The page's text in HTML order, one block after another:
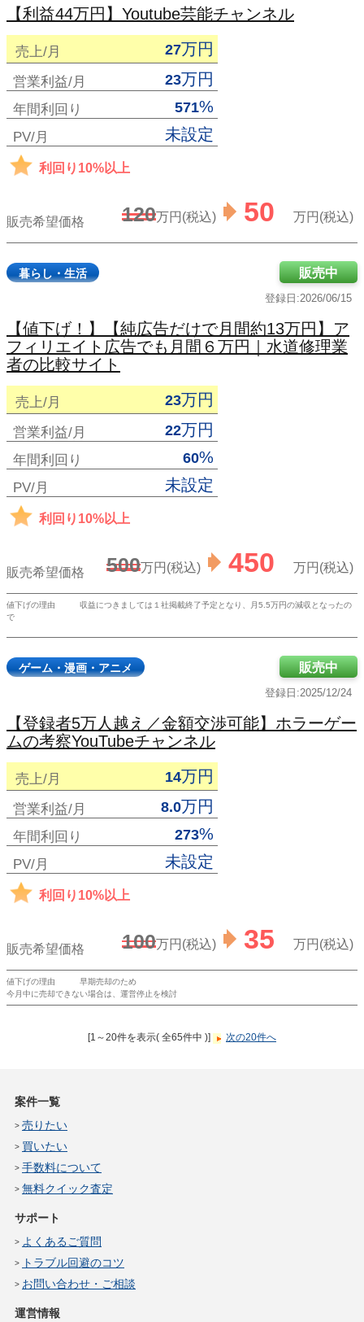
【利益44万円】Youtube芸能チャンネル
売上/月 27万円
営業利益/月 23万円
年間利回り 571%
PV/月 未設定
利回り10%以上
販売希望価格 120万円(税込) 50 万円(税込)
暮らし・生活
登録日:2026/06/15
販売中
【値下げ！】【純広告だけで月間約13万円】ア
フィリエイト広告でも月間６万円｜水道修理業
者の比較サイト
売上/月 23万円
営業利益/月 22万円
年間利回り 60%
PV/月 未設定
利回り10%以上
販売希望価格 500万円(税込) 450 万円(税込)
値下げの理由
収益につきましては１社掲載終了予定となり、月5.5万円の減収となったの
で
ゲーム・漫画・アニメ
登録日:2025/12/24
販売中
【登録者5万人越え／金額交渉可能】ホラーゲー
ムの考察YouTubeチャンネル
売上/月 14万円
営業利益/月 8.0万円
年間利回り 273%
PV/月 未設定
利回り10%以上
販売希望価格 100万円(税込) 35 万円(税込)
値下げの理由
早期売却のため
今月中に売却できない場合は、運営停止を検討
[1～20件を表示( 全65件中 )] 次の20件へ
案件一覧
売りたい
買いたい
手数料について
無料クイック査定
サポート
よくあるご質問
トラブル回避のコツ
お問い合わせ・ご相談
運営情報